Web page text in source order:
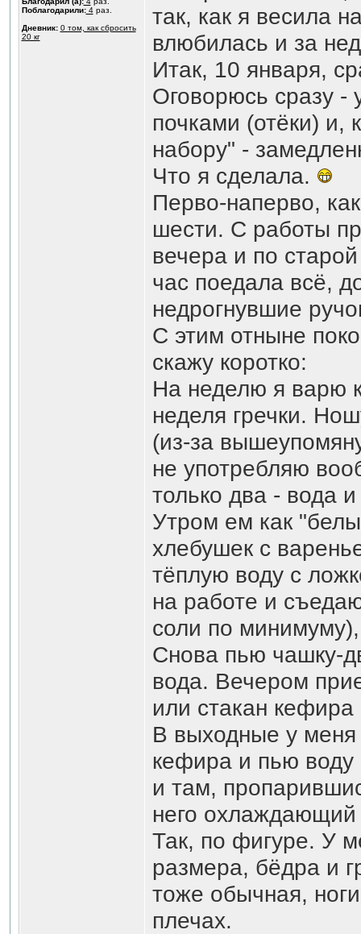
Поблагодарили:4раз.
Дневник: 0 том, как сбросить
20 кг
так, как я весила
влюбилась и за
Итак, 10 января,
Оговорюсь сразу -
почками (отёки) и,
набору" -
Что я сделала.
Перво-наперво,
шести. С работы
вечера и по
час поедала всё,
недрогнувшие
С этим отныне
скажу коротко:
На неделю я варю
неделя гречки.
(из-за
не употребляю
только два - вода
Утром ем как
хлебушек с
тёплую воду с
на работе и
соли по
Снова пью чашку-
вода. Вечером
или стакан
В выходные у
кефира и пью
и там,
него
Так, по фигуре. У
размера, бёдра и
тоже обычная,
плечах.